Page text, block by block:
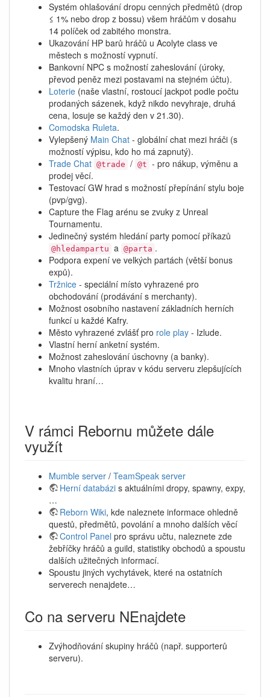
Systém ohlašování dropu cenných předmětů (drop
≤ 1% nebo drop z bossu) všem hráčům v dosahu
14 políček od zabitého monstra.
Ukazování HP barů hráčů u Acolyte class ve
městech s možností vypnutí.
Bankovní NPC s možností zaheslování (úroky,
převod peněz mezi postavami na stejném účtu).
Loterie (naše vlastní, rostoucí jackpot podle počtu
prodaných sázenek, když nikdo nevyhraje, druhá
cena, losuje se každý den v 21.30).
Comodska Ruleta.
Vylepšený Main Chat - globální chat mezi hráči (s
možností výpisu, kdo ho má zapnutý).
Trade Chat @trade / @t - pro nákup, výměnu a
prodej věcí.
Testovací GW hrad s možností přepínání stylu boje
(pvp/gvg).
Capture the Flag arénu se zvuky z Unreal
Tournamentu.
Jedinečný systém hledání party pomocí příkazů
@hledampartu a @parta .
Podpora expení ve velkých partách (větší bonus
expů).
Tržnice - speciální místo vyhrazené pro
obchodování (prodávání s merchanty).
Možnost osobního nastavení základních herních
funkcí u každé Kafry.
Město vyhrazené zvlášť pro role play - Izlude.
Vlastní herní anketní systém.
Možnost zaheslování úschovny (a banky).
Mnoho vlastních úprav v kódu serveru zlepšujících
kvalitu hraní…
V rámci Rebornu můžete dále
využít
Mumble server / TeamSpeak server
Herní databázi s aktuálními dropy, spawny, expy,
…
Reborn Wiki, kde naleznete informace ohledně
questů, předmětů, povolání a mnoho dalších věcí
Control Panel pro správu učtu, naleznete zde
žebříčky hráčů a guild, statistiky obchodů a spoustu
dalších užitečných informací.
Spoustu jiných vychytávek, které na ostatních
serverech nenajdete…
Co na serveru NEnajdete
Zvýhodňování skupiny hráčů (např. supporterů
serveru).